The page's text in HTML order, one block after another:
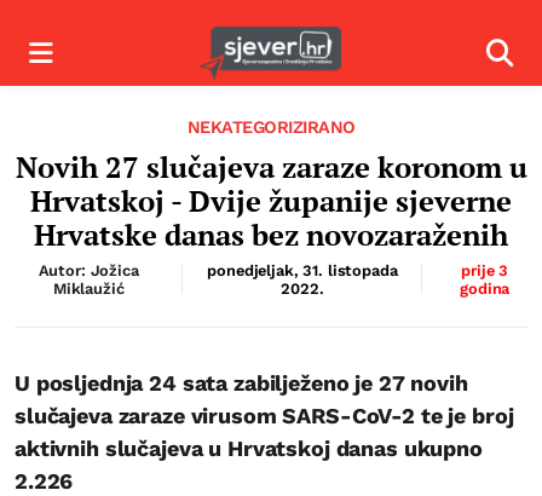
Izbornik
NEKATEGORIZIRANO
Novih 27 slučajeva zaraze koronom u
Hrvatskoj - Dvije županije sjeverne
Hrvatske danas bez novozaraženih
Autor: Jožica
Miklaužić
ponedjeljak, 31. listopada
2022.
prije 3
godina
U posljednja 24 sata zabilježeno je 27 novih
slučajeva zaraze virusom SARS-CoV-2 te je broj
aktivnih slučajeva u Hrvatskoj danas ukupno
2.226